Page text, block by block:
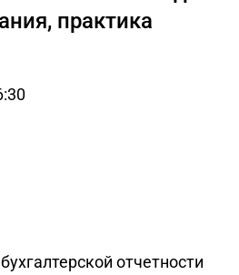
практика
отчетности